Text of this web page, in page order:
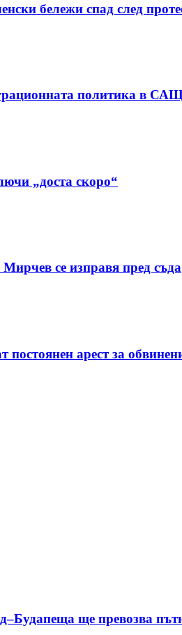
бележи спад след
политика в
„доста скоро“
се изправя пред съда
арест за
ще превозва